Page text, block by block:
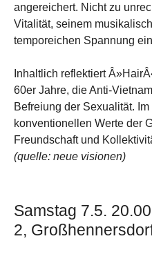
angereichert. Nicht zu
Vitalität, seinem
temporeichen Spannung
Inhaltlich reflektiert
60er Jahre, die Anti-
Befreiung der Sexualität.
konventionellen Werte der
Freundschaft und
(quelle: neue visionen)
Samstag 7.5.
2,